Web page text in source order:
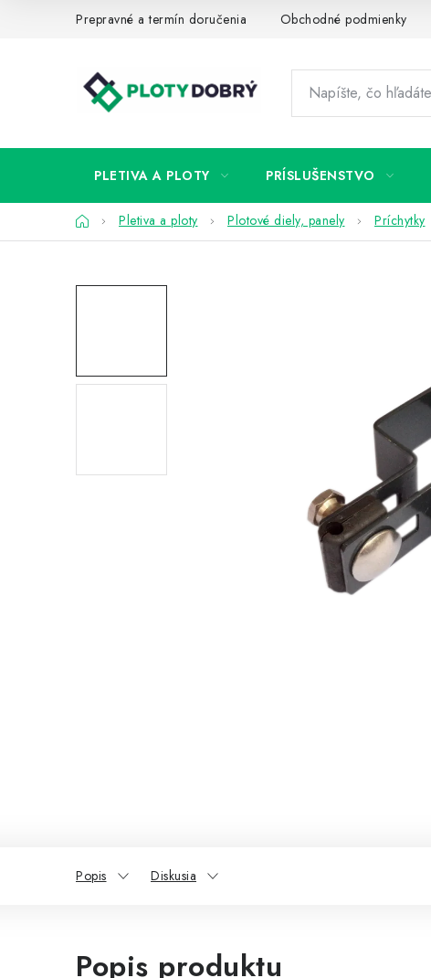
Prepravné a termín doručenia Obchodné podmienky
PLETIVA A PLOTY PRÍSLUŠENSTVO
DomovPletiva a ploty Plotové diely, panely Príchytky
Popis Diskusia
Popis produktu